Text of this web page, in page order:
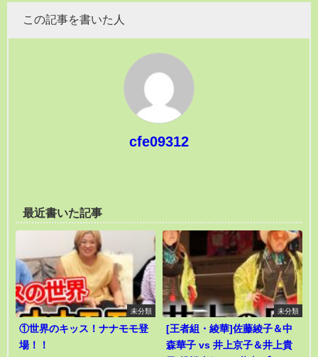
この記事を書いた人
cfe09312
最近書いた記事
未分類
①世界のキッス！ナナモモ登
場！！
未分類
[王者組・綾華]佐藤綾子＆中
森華子 vs 井上京子＆井上貴